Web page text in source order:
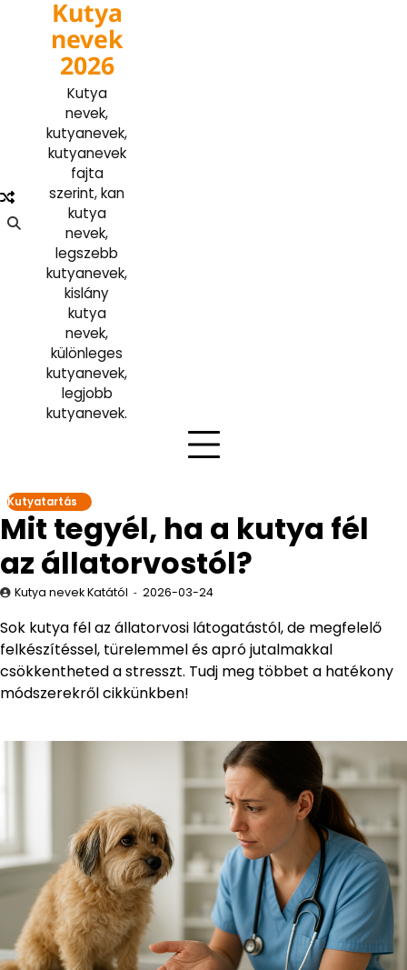
content
Kutya
nevek
2026
Kutya
nevek,
kutyanevek,
kutyanevek
fajta
szerint, kan
kutya
nevek,
legszebb
kutyanevek,
kislány
kutya
nevek,
különleges
kutyanevek,
legjobb
kutyanevek.
Kutyatartás
Mit tegyél, ha a kutya fél
az állatorvostól?
Kutya nevek Katától 2026-03-24
Sok kutya fél az állatorvosi látogatástól, de megfelelő
felkészítéssel, türelemmel és apró jutalmakkal
csökkentheted a stresszt. Tudj meg többet a hatékony
módszerekről cikkünkben!